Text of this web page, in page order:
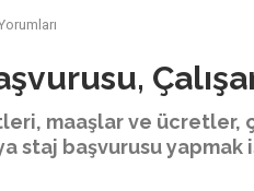
maaşlar ve ücretler,
staj başvurusu